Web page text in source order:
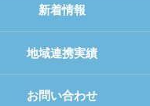
新着情報
地域連携実績
お問い合わせ